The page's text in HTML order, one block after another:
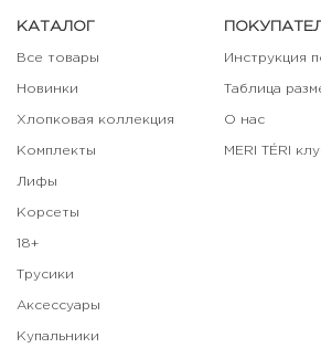
КАТАЛОГ
Все товары
Новинки
Хлопковая коллекция
Комплекты
Лифы
Корсеты
18+
Трусики
Аксессуары
Купальники
Инструкция
Таблица
О нас
MERI TÉRI